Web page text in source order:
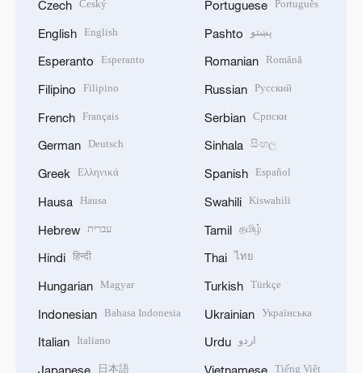
Czech Český
English English
Esperanto Esperanto
Filipino Filipino
French Français
German Deutsch
Greek Ελληνικά
Hausa Hausa
Hebrew עברית
Hindi हिन्दी
Hungarian Magyar
Indonesian Bahasa Indonesia
Italian Italiano
Japanese 日本語
Portuguese Português
Pashto پښتو
Romanian Română
Russian Русский
Serbian Српски
Sinhala සිංහල
Spanish Español
Swahili Kiswahili
Tamil தமிழ்
Thai ไทย
Turkish Türkçe
Ukrainian Українська
Urdu اردو
Vietnamese Tiếng Việt